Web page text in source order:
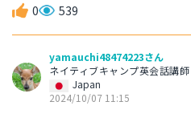
0 539
yamauchi48474223さん
ネイティブキャンプ英会話講師
Japan
2024/10/07 11:15